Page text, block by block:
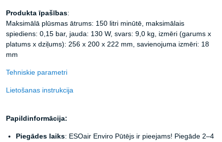
Produkta īpašības:
Maksimālā plūsmas ātrums: 150 litri minūtē, maksimālais
spiediens: 0,15 bar, jauda: 130 W, svars: 9,0 kg, izmēri (garums x
platums x dziļums): 256 x 200 x 222 mm, savienojuma izmēri: 18
mm
Tehniskie parametri
Lietošanas instrukcija
Papildinformācija:
Piegādes laiks: ESOair Enviro Pūtējs ir pieejams! Piegāde 2–4